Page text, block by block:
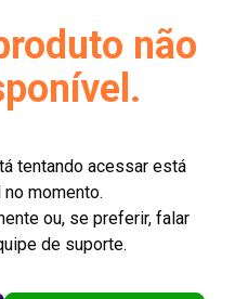
não
tentando acessar está
momento.
ou, se preferir, falar
de suporte.